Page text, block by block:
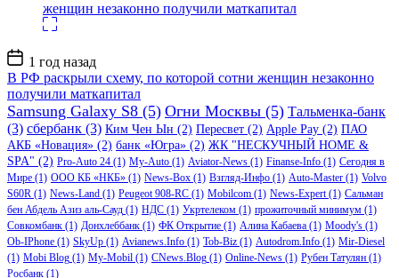
Дата
записи
1 год назад
В РФ раскрыли схему, по которой сотни женщин незаконно
получили маткапитал
Samsung Galaxy S8 (5) Огни Москвы (5) Тальменка-банк
(3) сбербанк (3) Ким Чен Ын (2) Пересвет (2) Apple Pay (2) ПАО
АКБ «Новация» (2) банк «Югра» (2) ЖК "НЕСКУЧНЫЙ HOME &
SPA" (2) Pro-Auto 24 (1) My-Auto (1) Aviator-News (1) Finanse-Info (1) Сегодня в
Мире (1) ООО КБ «НКБ» (1) News-Box (1) Взгляд-Инфо (1) Auto-Master (1) Volvo
S60R (1) News-Land (1) Peugeot 908-RC (1) Mobilcom (1) News-Expert(1) Сальман
бен Абдель Азиз аль-Сауд (1) НДС (1) Укртелеком (1) прожиточный минимум (1)
Совкомбанк (1) Донхлеббанк (1) ФК Открытие (1) Алина Кабаева (1) Moody's (1)
Ob-IPhone (1) SkyUp (1) Avianews.Info (1) Tob-Biz (1) Autodrom.Info (1) Mir-Diesel
(1) Mobi Blog (1) My-Mobil (1) CNews.Blog (1) Online-News (1) Рубен Татулян (1)
Росбанк (1)